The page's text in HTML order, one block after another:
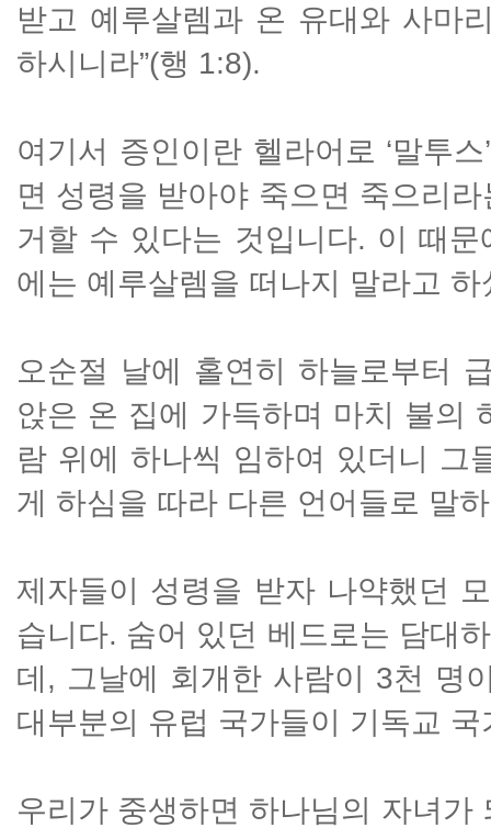
받고 예루살렘과 온 유대와 사마
하시니라”(행 1:8).
여기서 증인이란 헬라어로 ‘말투
면 성령을 받아야 죽으면 죽으리
거할 수 있다는 것입니다. 이 때
에는 예루살렘을 떠나지 말라고
오순절 날에 홀연히 하늘로부터
앉은 온 집에 가득하며 마치 불의
람 위에 하나씩 임하여 있더니 그
게 하심을 따라 다른 언어들로 말
제자들이 성령을 받자 나약했던
습니다. 숨어 있던 베드로는 담대
데, 그날에 회개한 사람이 3천 명
대부분의 유럽 국가들이 기독교
우리가 중생하면 하나님의 자녀